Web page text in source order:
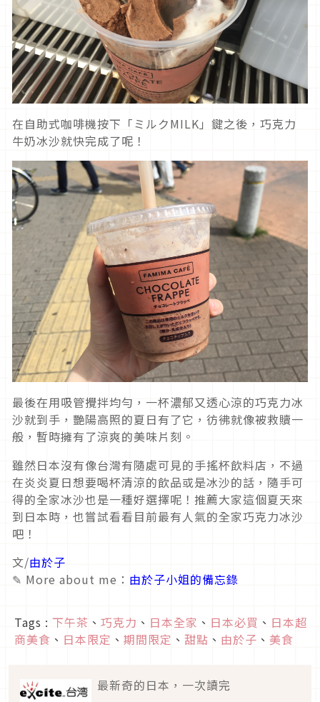
在自助式咖啡機按下「ミルクMILK」鍵之後，巧克力
牛奶冰沙就快完成了呢！
最後在用吸管攪拌均勻，一杯濃郁又透心涼的巧克力冰
沙就到手，艷陽高照的夏日有了它， 彷彿就像被救贖一
般，暫時擁有了涼爽的美味片刻。
雖然日本沒有像台灣有隨處可見的手搖杯飲料店，不過
在炎炎夏日想要喝杯清涼的飲品或是冰沙的話，隨手可
得的全家冰沙也是一種好選擇呢！推薦大家這個夏天來
到日本時，也嘗試看看目前最有人氣的全家巧克力冰沙
吧！
文/由於子
✎ More about me： 由於子小姐的備忘錄
Tags : 下午茶 、 巧克力 、 日本全家 、 日本必買 、 日本超
商美食 、 日本限定 、 期間限定 、 甜點 、 由於子 、 美食
最新奇的日本，一次讀完